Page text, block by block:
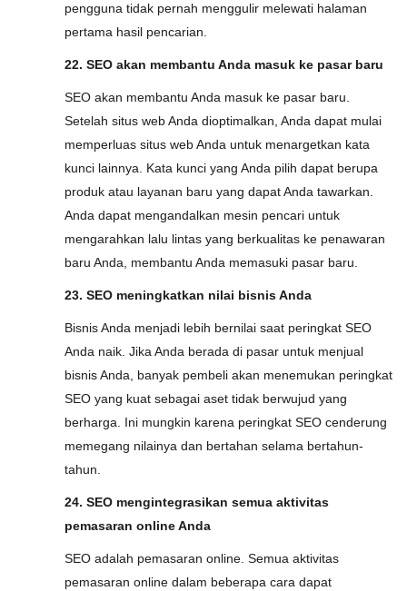
pengguna tidak pernah menggulir melewati halaman
pertama hasil pencarian.
22. SEO akan membantu Anda masuk ke pasar baru
SEO akan membantu Anda masuk ke pasar baru.
Setelah situs web Anda dioptimalkan, Anda dapat mulai
memperluas situs web Anda untuk menargetkan kata
kunci lainnya. Kata kunci yang Anda pilih dapat berupa
produk atau layanan baru yang dapat Anda tawarkan.
Anda dapat mengandalkan mesin pencari untuk
mengarahkan lalu lintas yang berkualitas ke penawaran
baru Anda, membantu Anda memasuki pasar baru.
23. SEO meningkatkan nilai bisnis Anda
Bisnis Anda menjadi lebih bernilai saat peringkat SEO
Anda naik. Jika Anda berada di pasar untuk menjual
bisnis Anda, banyak pembeli akan menemukan peringkat
SEO yang kuat sebagai aset tidak berwujud yang
berharga. Ini mungkin karena peringkat SEO cenderung
memegang nilainya dan bertahan selama bertahun-
tahun.
24. SEO mengintegrasikan semua aktivitas
pemasaran online Anda
SEO adalah pemasaran online. Semua aktivitas
pemasaran online dalam beberapa cara dapat